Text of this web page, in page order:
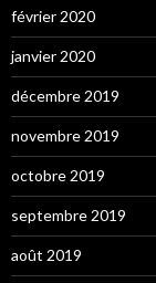
février 2020
janvier 2020
décembre 2019
novembre 2019
octobre 2019
septembre 2019
août 2019